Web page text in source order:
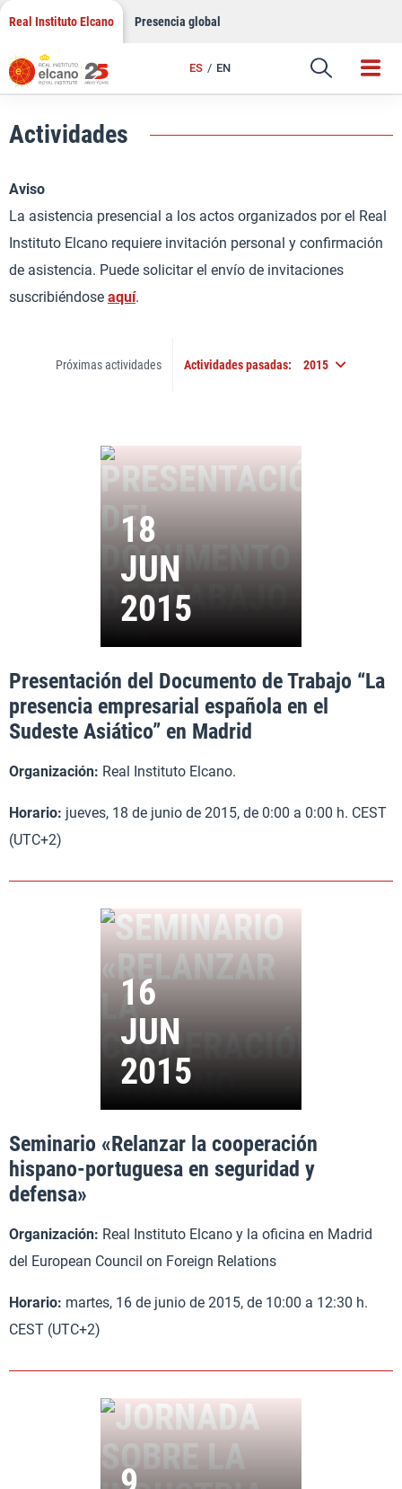
Saltar
contenido
Real Instituto Elcano Presencia global
ES EN
Actividades
Aviso
La asistencia presencial a los actos organizados por el Real
Instituto Elcano requiere invitación personal y confirmación
de asistencia. Puede solicitar el envío de invitaciones
suscribiéndose aquí.
Próximas actividades Actividades pasadas: 2015
Presentación del Documento de Trabajo “La
presencia empresarial española en el
Sudeste Asiático” en Madrid
Organización: Real Instituto Elcano.
Horario: jueves, 18 de junio de 2015, de 0:00 a 0:00 h. CEST
(UTC+2)
Seminario «Relanzar la cooperación
hispano-portuguesa en seguridad y
defensa»
Organización: Real Instituto Elcano y la oficina en Madrid
del European Council on Foreign Relations
Horario: martes, 16 de junio de 2015, de 10:00 a 12:30 h.
CEST (UTC+2)